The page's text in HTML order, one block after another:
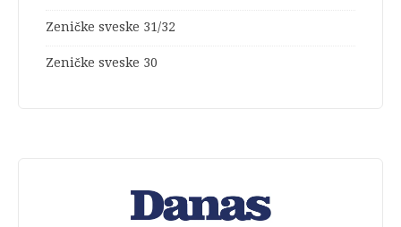
Zeničke sveske 31/32
Zeničke sveske 30